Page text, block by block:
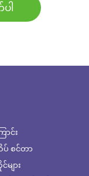
ါ
ာင်း
စင်တာ
ျား